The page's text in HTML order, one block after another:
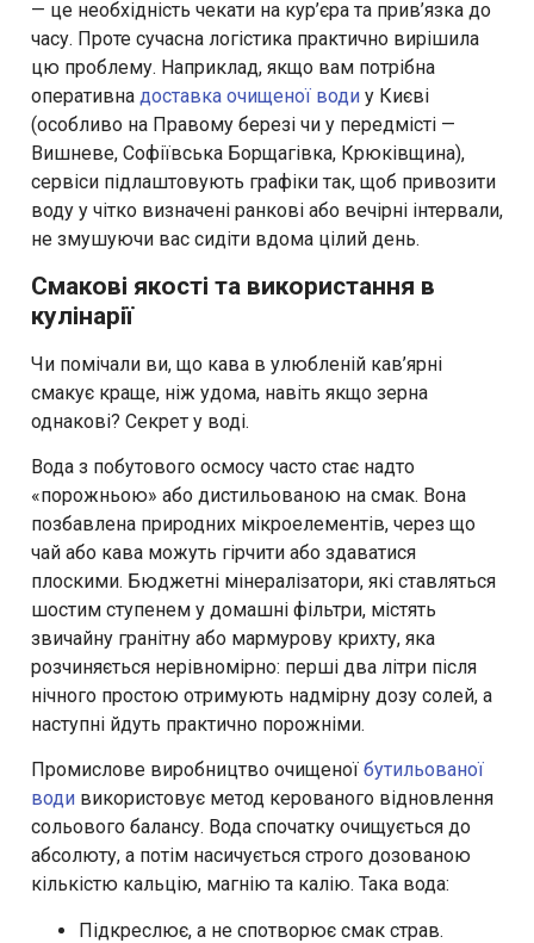
— це необхідність чекати на кур’єра та прив’язка до
часу. Проте сучасна логістика практично вирішила
цю проблему. Наприклад, якщо вам потрібна
оперативна доставка очищеної води у Києві
(особливо на Правому березі чи у передмісті —
Вишневе, Софіївська Борщагівка, Крюківщина),
сервіси підлаштовують графіки так, щоб привозити
воду у чітко визначені ранкові або вечірні інтервали,
не змушуючи вас сидіти вдома цілий день.
Смакові якості та використання в
кулінарії
Чи помічали ви, що кава в улюбленій кав’ярні
смакує краще, ніж удома, навіть якщо зерна
однакові? Секрет у воді.
Вода з побутового осмосу часто стає надто
«порожньою» або дистильованою на смак. Вона
позбавлена природних мікроелементів, через що
чай або кава можуть гірчити або здаватися
плоскими. Бюджетні мінералізатори, які ставляться
шостим ступенем у домашні фільтри, містять
звичайну гранітну або мармурову крихту, яка
розчиняється нерівномірно: перші два літри після
нічного простою отримують надмірну дозу солей, а
наступні йдуть практично порожніми.
Промислове виробництво очищеної бутильованої
води використовує метод керованого відновлення
сольового балансу. Вода спочатку очищується до
абсолюту, а потім насичується строго дозованою
кількістю кальцію, магнію та калію. Така вода:
Підкреслює, а не спотворює смак страв.